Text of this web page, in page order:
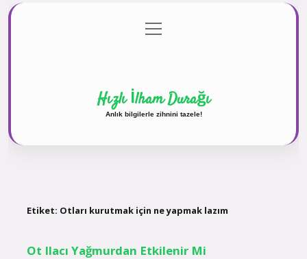
Gizlilik Politikası
menüyü
aç
Hızlı İlham Durağı
Anlık bilgilerle zihnini tazele!
Etiket: Otları kurutmak için ne yapmak lazım
Ot Ilacı Yağmurdan Etkilenir Mi